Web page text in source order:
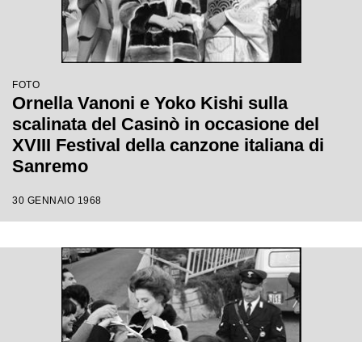
FOTO
Ornella Vanoni e Yoko Kishi sulla
scalinata del Casinò in occasione del
XVIII Festival della canzone italiana di
Sanremo
30 GENNAIO 1968